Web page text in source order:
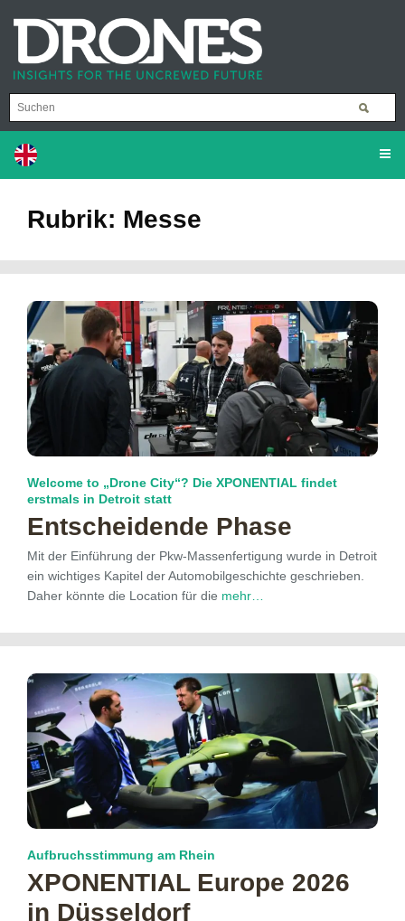
Rubrik: Messe
Welcome to „Drone City“? Die XPONENTIAL findet
erstmals in Detroit statt
Entscheidende Phase
Mit der Einführung der Pkw-Massenfertigung wurde in Detroit
ein wichtiges Kapitel der Automobilgeschichte geschrieben.
Daher könnte die Location für die mehr…
Aufbruchsstimmung am Rhein
XPONENTIAL Europe 2026
in Düsseldorf